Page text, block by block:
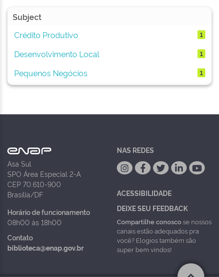
Subject
Crédito Produtivo
1
Desenvolvimento Local 1
Pequenos Negócios 1
Asa Sul
SPO Área Especial 2-A
CEP 70.610-900
Brasília/DF
Horário de funcionamento
08h00 às 18h00
Contato
biblioteca@enap.gov.br
NAS REDES
ACESSIBILIDADE
DEIXE SEU FEEDBACK
Compartilhe conoscose nossos
canais estão adequados pra
você? Elogios também são
super bem vindos!